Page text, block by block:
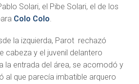
Solari, el Pibe Solari, el de los
Colo Colo.
la izquierda, Parot rechazó
cabeza y el juvenil delantero
la entrada del área, se acomodó y
al que parecía imbatible arquero